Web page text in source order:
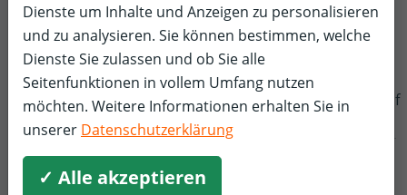
Otto R.Bremse Ford
5,0/5
alles ok
Dienste um Inhalte und Anzeigen zu personalisieren
und zu analysieren. Sie können bestimmen, welche
Dienste Sie zulassen und ob Sie alle
Seitenfunktionen in vollem Umfang nutzen
möchten. Weitere Informationen erhalten Sie in
unserer Datenschutzerklärung
✓ Alle akzeptieren
f